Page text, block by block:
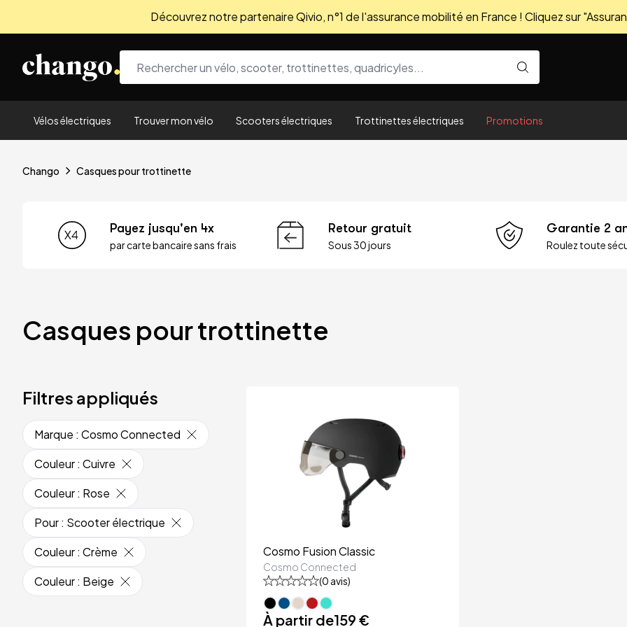
Découvrez notre partenaire Qivio, n°1 de l'assurance mobilité en France ! Cliquez sur
Vélos électriques Trouver mon vélo Scooters électriques Trottinettes électriques Promotions
Chango Casques pour trottinette
Payez jusqu'en 4x
par carte bancaire sans frais
Retour gratuit
Sous 30 jours
Garantie 2
Roulez toute
Casques pour trottinette
Filtres appliqués
Marque : Cosmo Connected
Couleur: Cuivre
Couleur: Rose
Pour: Scooter électrique
Couleur: Crème
Couleur: Beige
Cosmo Fusion Classic
Cosmo Connected
(0 avis)
À partir de159 €